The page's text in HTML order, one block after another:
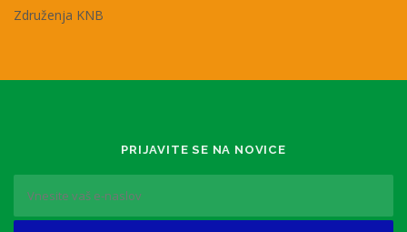
Združenja KNB
PRIJAVITE SE NA NOVICE